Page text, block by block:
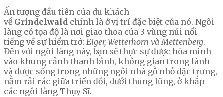
Ấn tượng đầu tiên của du khách
về Grindelwald chính là ở vị trí đặc biệt của nó. Ngôi
làng có tọa độ là nơi giao thoa của 3 vùng núi nổi
tiếng về sự hiểm trở: Eiger, Wetterhorn và Mettenberg.
Đến với ngôi làng này, bạn sẽ thực sự được hòa mình
vào khung cảnh thanh bình, không gian trong lành
và được sống trong những ngôi nhà gỗ nhỏ đặc trưng,
nằm rải rác giữa triền đồi, dưới thung lũng, ở khắp
các ngôi làng Thụy Sĩ.